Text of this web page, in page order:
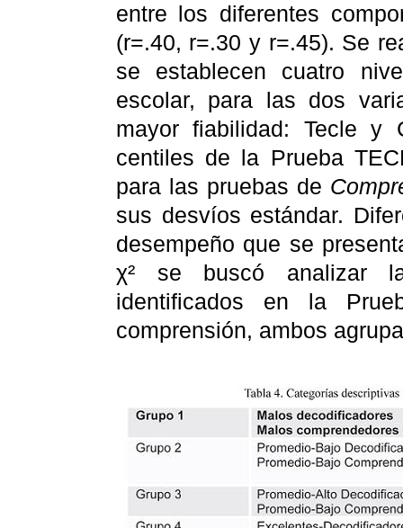
entre los diferentes
(r=.40, r=.30 y r=.45). Se
se establecen cuatro
escolar, para las dos
mayor fiabilidad: Tecle y
centiles de la Prueba
para las pruebas de
sus desvíos estándar.
desempeño que se
χ² se buscó analizar
identificados en la
comprensión, ambos